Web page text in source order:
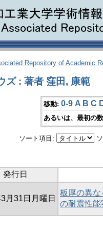
Repository of Academic
ズ : 著者 窪田, 康範
移動: 0-9 A B C
あるいは、最初の
ソート項目:
発行日
月31日月曜日
板厚の異
の耐震性能